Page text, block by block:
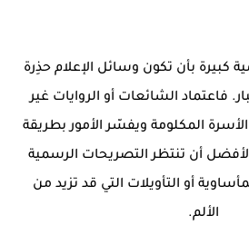
كبيرة بأن تكون وسائل الإعلام حذِرة
فاعتماد الشائعات أو الروايات غير
المكلومة ويفسّر الأمور بطريقة
أن تنتظر التصريحات الرسمية
أو التأويلات التي قد تزيد من
الألم.